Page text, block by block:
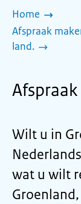
Home
Afspraak
land.
Wilt u in
wat u wilt